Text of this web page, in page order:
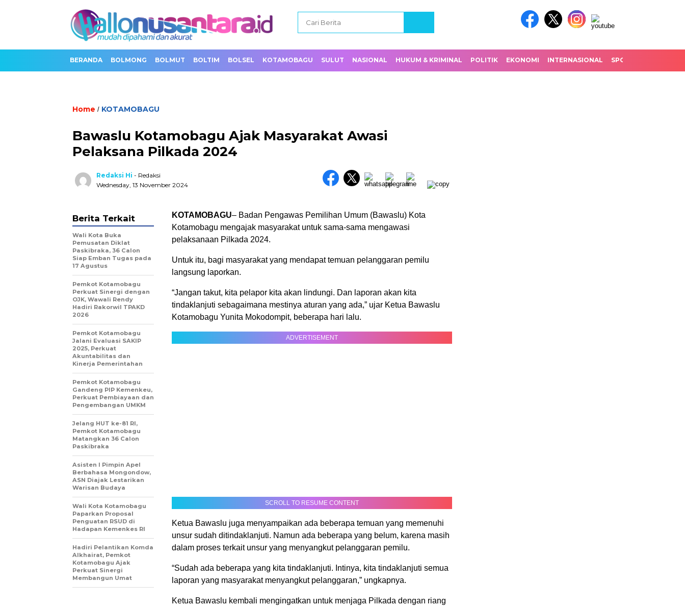
BERANDA BOLMONG BOLMUT BOLTIM BOLSEL KOTAMOBAGU SULUT NASIONAL HUKUM & KRIMINAL POLITIK EKONOMI INTERNASIONAL SPORT
Home / KOTAMOBAGU
Bawaslu Kotamobagu Ajak Masyarakat Awasi
Pelaksana Pilkada 2024
Redaksi Hi - Redaksi
Wednesday, 13 November 2024
KOTAMOBAGU– Badan Pengawas Pemilihan Umum (Bawaslu) Kota
Kotamobagu mengajak masyarakat untuk sama-sama mengawasi
pelaksanaan Pilkada 2024.
Untuk itu, bagi masyarakat yang mendapat temuan pelanggaran pemilu
langsung laporkan.
“Jangan takut, kita pelapor kita akan lindungi. Dan laporan akan kita
tindaklanjuti sebagaimana mestinya aturan yang ada,” ujar Ketua Bawaslu
Kotamobagu Yunita Mokodompit, beberapa hari lalu.
ADVERTISEMENT
SCROLL TO RESUME CONTENT
Ketua Bawaslu juga menyampaikan ada beberapa temuan yang memenuhi
unsur sudah ditindaklanjuti. Namun ada beberapa yang belum, karena masih
dalam proses terkait unsur yang menyangkut pelanggaran pemilu.
“Sudah ada beberapa yang kita tindaklanjuti. Intinya, kita tindaklanjuti semua
laporan yang masyarakat menyangkut pelanggaran,” ungkapnya.
Ketua Bawaslu kembali mengingatkan untuk menjaga Pilkada dengan riang
Berita Terkait
Wali Kota Buka
Pemusatan Diklat
Paskibraka, 36 Calon
Siap Emban Tugas pada
17 Agustus
Pemkot Kotamobagu
Perkuat Sinergi dengan
OJK, Wawali Rendy
Hadiri Rakorwil TPAKD
2026
Pemkot Kotamobagu
Jalani Evaluasi SAKIP
2025, Perkuat
Akuntabilitas dan
Kinerja Pemerintahan
Pemkot Kotamobagu
Gandeng PIP Kemenkeu,
Perkuat Pembiayaan dan
Pengembangan UMKM
Jelang HUT ke-81 RI,
Pemkot Kotamobagu
Matangkan 36 Calon
Paskibraka
Asisten I Pimpin Apel
Berbahasa Mongondow,
ASN Diajak Lestarikan
Warisan Budaya
Wali Kota Kotamobagu
Paparkan Proposal
Penguatan RSUD di
Hadapan Kemenkes RI
Hadiri Pelantikan Komda
Alkhairat, Pemkot
Kotamobagu Ajak
Perkuat Sinergi
Membangun Umat